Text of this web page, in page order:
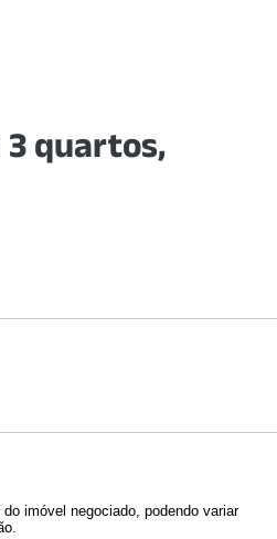
3 quartos,
Hospital Ipiranga
imóvel negociado, podendo variar